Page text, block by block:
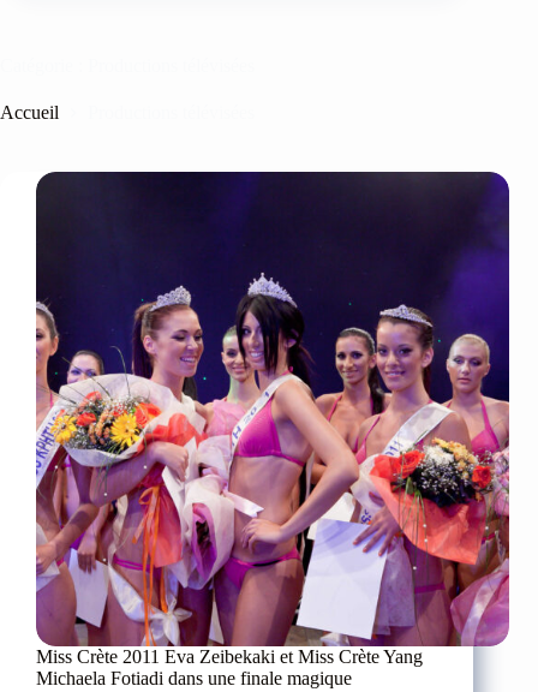
Accueil
Miss Crète 2011 Eva Zeibekaki et Miss Crète Yang
Michaela Fotiadi dans une finale magique